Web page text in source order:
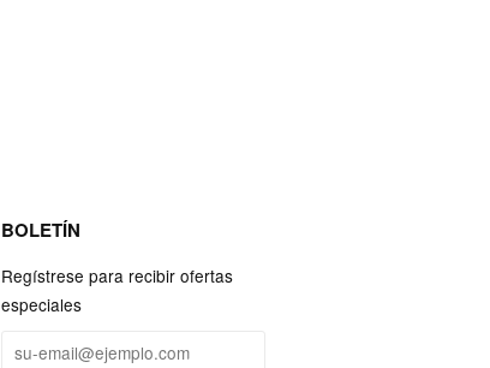
BOLETÍN
Regístrese para recibir ofertas
especiales